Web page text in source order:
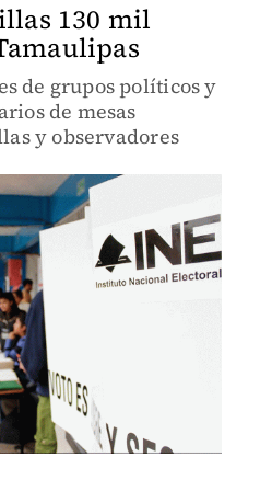
130 mil
de grupos políticos y
de mesas
y observadores